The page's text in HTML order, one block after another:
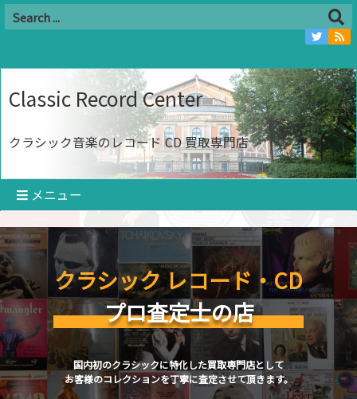
Classic Record Center
クラシック音楽のレコード CD 買取専門店
メニュー
クラシック レコード・CD
プロ査定士の店
国内初のクラシックに特化した買取専門店として
お客様のコレクションを丁寧に査定させて頂きます。